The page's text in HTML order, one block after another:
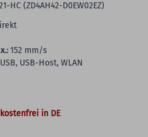
HC (ZD4AH42-D0EW02EZ)
152 mm/s
USB-Host, WLAN
in DE